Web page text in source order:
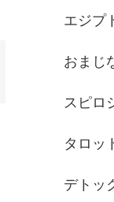
エジプ
おまじ
スピロ
タロッ
デトッ